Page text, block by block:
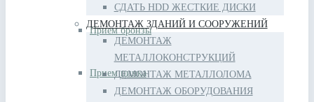
Прием бронзы
Прием цинка
СДАТЬ HDD ЖЕСТКИЕ ДИСКИ
ДЕМОНТАЖ ЗДАНИЙ И СООРУЖЕНИЙ
ДЕМОНТАЖ
МЕТАЛЛОКОНСТРУКЦИЙ
ДЕМОНТАЖ МЕТАЛЛОЛОМА
ДЕМОНТАЖ ОБОРУДОВАНИЯ